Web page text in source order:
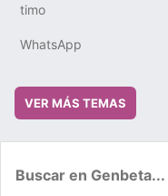
timo
WhatsApp
VER MÁS TEMAS